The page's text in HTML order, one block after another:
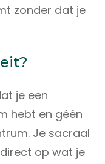
zonder dat je
je een
hebt en géén
Je sacraal
op wat je